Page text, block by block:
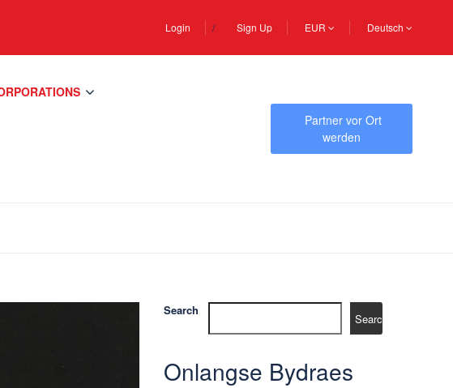
Login Sign Up EUR Deutsch
Partner vor Ort
werden
Search
Search
Onlangse Bydraes